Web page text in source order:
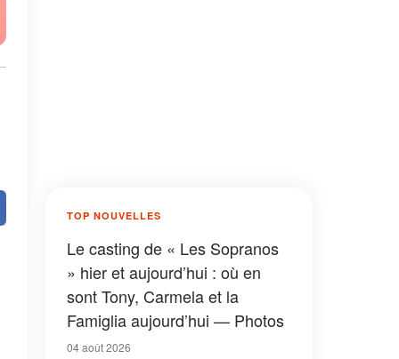
TOP NOUVELLES
Le casting de « Les Sopranos
» hier et aujourd’hui : où en
sont Tony, Carmela et la
Famiglia aujourd’hui — Photos
04 août 2026